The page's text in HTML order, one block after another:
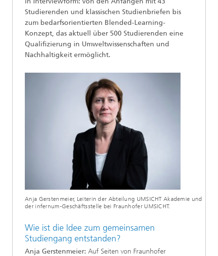
Studierenden und klassischen Studienbriefen bis
zum bedarfsorientierten Blended-Learning-
Konzept, das aktuell über 500 Studierenden eine
Qualifizierung in Umweltwissenschaften und
Nachhaltigkeit ermöglicht.
Anja Gerstenmeier, Leiterin der Abteilung UMSICHT Akademie und
der infernum-Geschäftsstelle bei Fraunhofer UMSICHT.
Wie ist die Idee zum gemeinsamen
Studiengang entstanden?
Anja Gerstenmeier: Auf Seiten von Fraunhofer